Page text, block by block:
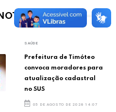
SAÚDE
Prefeitura de Timóteo
convoca moradores para
atualização cadastral
no SUS
05 DE AGOSTO DE 2026 14:07